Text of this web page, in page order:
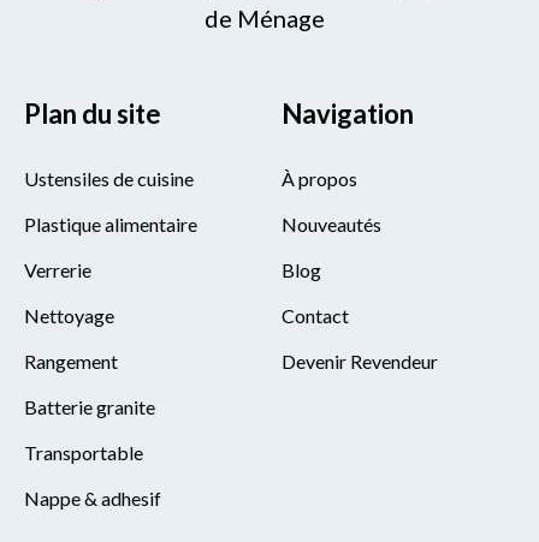
de Ménage
Plan du site
Ustensiles de cuisine
Plastique alimentaire
Verrerie
Nettoyage
Rangement
Batterie granite
Transportable
Nappe & adhesif
Navigation
À propos
Nouveautés
Blog
Contact
Devenir Revendeur